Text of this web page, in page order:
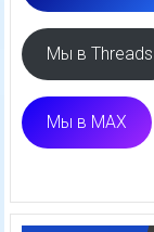
Мы в Threads
Мы в MAX